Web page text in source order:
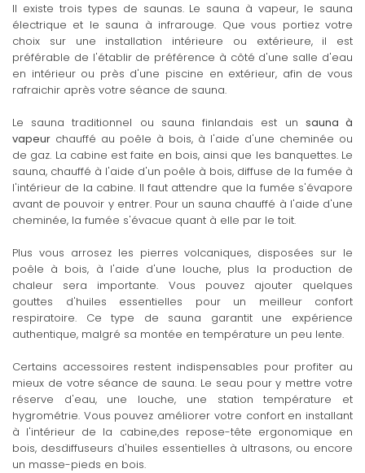
Il existe trois types de saunas. Le sauna à vapeur, le sauna
électrique et le sauna à infrarouge. Que vous portiez votre
choix sur une installation intérieure ou extérieure, il est
préférable de l'établir de préférence à côté d'une salle d'eau
en intérieur ou près d'une piscine en extérieur, afin de vous
rafraichir après votre séance de sauna.
Le sauna traditionnel ou sauna finlandais est un sauna à
vapeur chauffé au poêle à bois, à l'aide d'une cheminée ou
de gaz. La cabine est faite en bois, ainsi que les banquettes. Le
sauna, chauffé à l'aide d'un poêle à bois, diffuse de la fumée à
l'intérieur de la cabine. Il faut attendre que la fumée s'évapore
avant de pouvoir y entrer. Pour un sauna chauffé à l'aide d'une
cheminée, la fumée s'évacue quant à elle par le toit.
Plus vous arrosez les pierres volcaniques, disposées sur le
poêle à bois, à l'aide d'une louche, plus la production de
chaleur sera importante. Vous pouvez ajouter quelques
gouttes d'huiles essentielles pour un meilleur confort
respiratoire. Ce type de sauna garantit une expérience
authentique, malgré sa montée en température un peu lente.
Certains accessoires restent indispensables pour profiter au
mieux de votre séance de sauna. Le seau pour y mettre votre
réserve d'eau, une louche, une station température et
hygrométrie. Vous pouvez améliorer votre confort en installant
à l'intérieur de la cabine,des repose-tête ergonomique en
bois, desdiffuseurs d'huiles essentielles à ultrasons, ou encore
un masse-pieds en bois.